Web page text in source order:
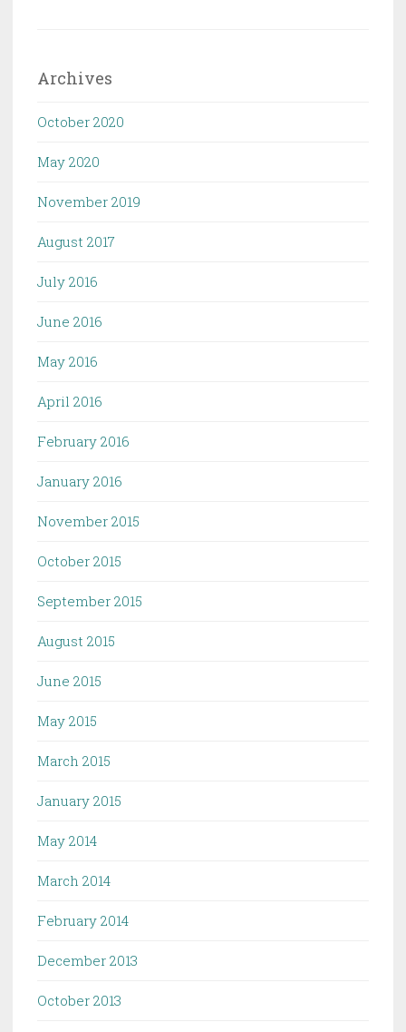
Archives
October 2020
May 2020
November 2019
August 2017
July 2016
June 2016
May 2016
April 2016
February 2016
January 2016
November 2015
October 2015
September 2015
August 2015
June 2015
May 2015
March 2015
January 2015
May 2014
March 2014
February 2014
December 2013
October 2013